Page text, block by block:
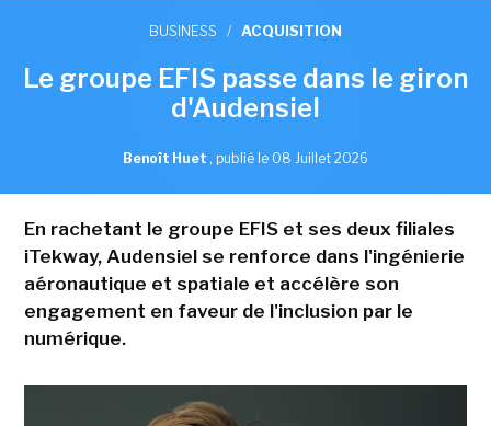
BUSINESS / ACQUISITION
Le groupe EFIS passe dans le giron
d'Audensiel
Benoît Huet , publié le 08 Juillet 2026
En rachetant le groupe EFIS et ses deux filiales
iTekway, Audensiel se renforce dans l'ingénierie
aéronautique et spatiale et accélère son
engagement en faveur de l'inclusion par le
numérique.